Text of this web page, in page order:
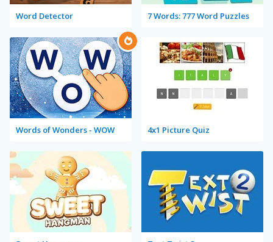
Word Detector 7 Words: 777 Word Puzzles
Words of Wonders - WOW 4x1 Picture Quiz